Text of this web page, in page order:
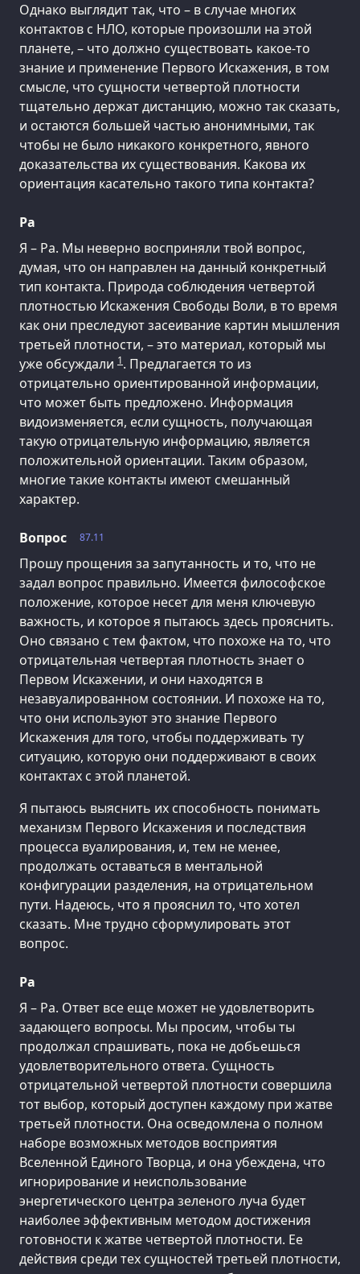
Однако выглядит так, что – в случае многих
контактов с НЛО, которые произошли на этой
планете, – что должно существовать какое-то
знание и применение Первого Искажения, в том
смысле, что сущности четвертой плотности
тщательно держат дистанцию, можно так сказать,
и остаются большей частью анонимными, так
чтобы не было никакого конкретного, явного
доказательства их существования. Какова их
ориентация касательно такого типа контакта?
Ра
Я – Ра. Мы неверно восприняли твой вопрос,
думая, что он направлен на данный конкретный
тип контакта. Природа соблюдения четвертой
плотностью Искажения Свободы Воли, в то время
как они преследуют засеивание картин мышления
третьей плотности, – это материал, который мы
уже обсуждали 1. Предлагается то из
отрицательно ориентированной информации,
что может быть предложено. Информация
видоизменяется, если сущность, получающая
такую отрицательную информацию, является
положительной ориентации. Таким образом,
многие такие контакты имеют смешанный
характер.
87.11
Вопрос
Прошу прощения за запутанность и то, что не
задал вопрос правильно. Имеется философское
положение, которое несет для меня ключевую
важность, и которое я пытаюсь здесь прояснить.
Оно связано с тем фактом, что похоже на то, что
отрицательная четвертая плотность знает о
Первом Искажении, и они находятся в
незавуалированном состоянии. И похоже на то,
что они используют это знание Первого
Искажения для того, чтобы поддерживать ту
ситуацию, которую они поддерживают в своих
контактах с этой планетой.
Я пытаюсь выяснить их способность понимать
механизм Первого Искажения и последствия
процесса вуалирования, и, тем не менее,
продолжать оставаться в ментальной
конфигурации разделения, на отрицательном
пути. Надеюсь, что я прояснил то, что хотел
сказать. Мне трудно сформулировать этот
вопрос.
Ра
Я – Ра. Ответ все еще может не удовлетворить
задающего вопросы. Мы просим, чтобы ты
продолжал спрашивать, пока не добьешься
удовлетворительного ответа. Сущность
отрицательной четвертой плотности совершила
тот выбор, который доступен каждому при жатве
третьей плотности. Она осведомлена о полном
наборе возможных методов восприятия
Вселенной Единого Творца, и она убеждена, что
игнорирование и неиспользование
энергетического центра зеленого луча будет
наиболее эффективным методом достижения
готовности к жатве четвертой плотности. Ее
действия среди тех сущностей третьей плотности,